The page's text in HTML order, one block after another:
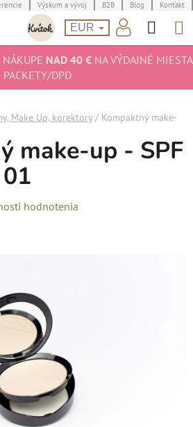
Výskum a vývoj B2B Blog Kontakt
EUR
NAD 40 €NA VÝDAJNÉ MIESTA
PACKETY/DPD
Make Up, korektory / Kompaktný make-
make-up - SPF
hodnotenia